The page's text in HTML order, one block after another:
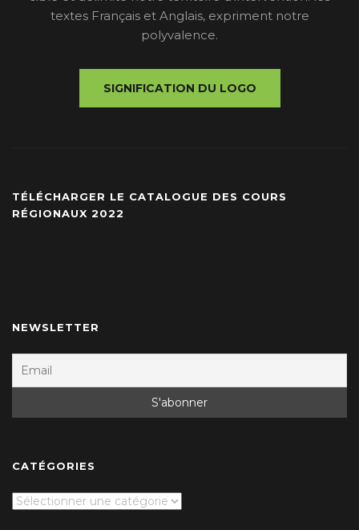
textes Français et Anglais, expriment notre
polyvalence.
SIGNIFICATION DU LOGO
TÉLÉCHARGER LE CATALOGUE DES COURS
RÉGIONAUX 2022
NEWSLETTER
CATÉGORIES
Catégories